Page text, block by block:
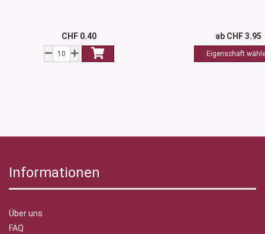
CHF 0.40 ab CHF 3.95
Informationen
Über uns
FAQ